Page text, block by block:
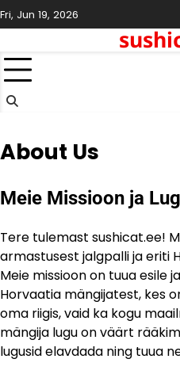
Skip
to
Fri, Jun 19, 2026
About Us
Meie Missioon ja
Tere tulemast sushicat.ee!
armastusest jalgpalli ja eriti
Meie missioon on tuua esile
Horvaatia mängijatest, kes
oma riigis, vaid ka kogu
mängija lugu on väärt
lugusid elavdada ning tuua